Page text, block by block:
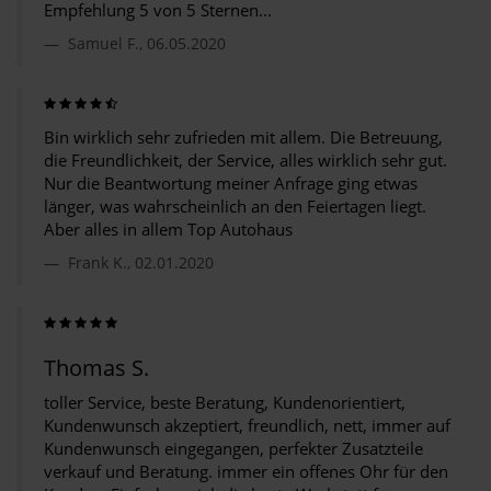
Empfehlung 5 von 5 Sternen...
Samuel F., 06.05.2020
Bin wirklich sehr zufrieden mit allem. Die Betreuung,
die Freundlichkeit, der Service, alles wirklich sehr gut.
Nur die Beantwortung meiner Anfrage ging etwas
länger, was wahrscheinlich an den Feiertagen liegt.
Aber alles in allem Top Autohaus
Frank K., 02.01.2020
Thomas S.
toller Service, beste Beratung, Kundenorientiert,
Kundenwunsch akzeptiert, freundlich, nett, immer auf
Kundenwunsch eingegangen, perfekter Zusatzteile
verkauf und Beratung. immer ein offenes Ohr für den